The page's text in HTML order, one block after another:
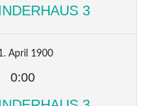
3
April 1900
0:00